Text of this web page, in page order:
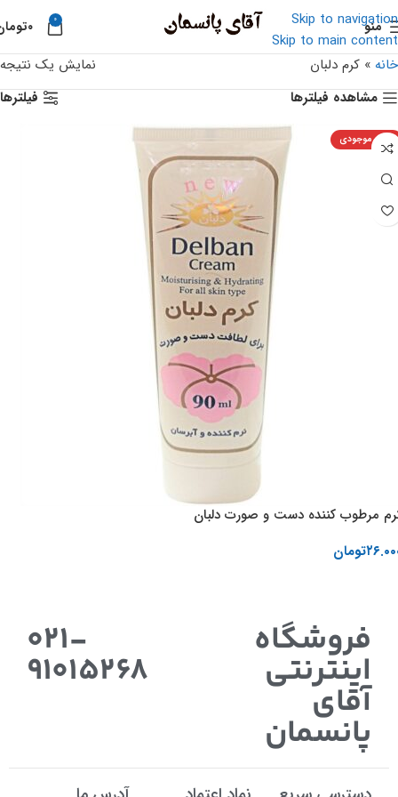
Skip to navigation
Skip to main content
منو 0 ۰
خانه » کرم دلبان
نمایش یک نتیجه
مشاهده فیلترها
فیلترها
اتمام موجودی
مرطوب کننده دست و صورت دلبان
تومان
فروشگاه
اینترنتی
آقای
پانسمان
021-
91015268